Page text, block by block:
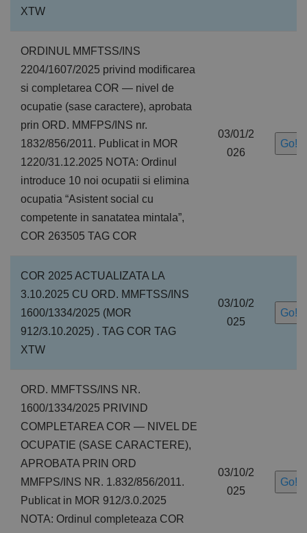
XTW
ORDINUL MMFTSS/INS
2204/1607/2025 privind modificarea
si completarea COR — nivel de
ocupatie (sase caractere), aprobata
prin ORD. MMFPS/INS nr.
1832/856/2011. Publicat in MOR
1220/31.12.2025 NOTA: Ordinul
introduce 10 noi ocupatii si elimina
ocupatia “Asistent social cu
competente in sanatatea mintala”,
COR 263505 TAG COR
03/01/2
026
Go!
COR 2025 ACTUALIZATA LA
3.10.2025 CU ORD. MMFTSS/INS
1600/1334/2025 (MOR
912/3.10.2025) . TAG COR TAG
XTW
03/10/2
025
Go!
ORD. MMFTSS/INS NR.
1600/1334/2025 PRIVIND
COMPLETAREA COR — NIVEL DE
OCUPATIE (SASE CARACTERE),
APROBATA PRIN ORD
MMFPS/INS NR. 1.832/856/2011.
Publicat in MOR 912/3.0.2025
NOTA: Ordinul completeaza COR
03/10/2
025
Go!